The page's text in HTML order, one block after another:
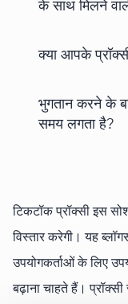
के साथ मिलने
क्या आपके
भुगतान करने के
समय लगता है?
टिकटॉक प्रॉक्सी इस
विस्तार करेगी। यह
उपयोगकर्ताओं के लिए
बढ़ाना चाहते हैं।